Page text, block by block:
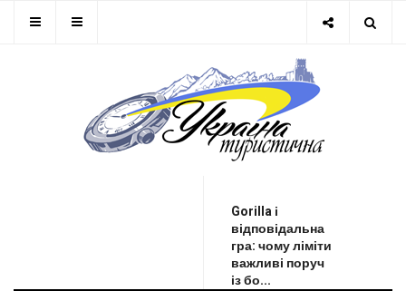
Gorilla і
відповідальна
гра: чому ліміти
важливі поруч
із бо...